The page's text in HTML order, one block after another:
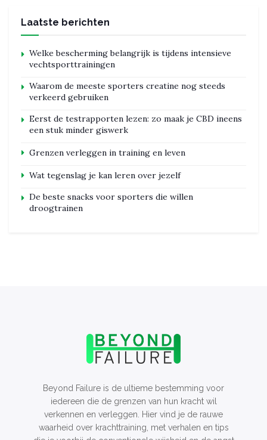
Laatste berichten
Welke bescherming belangrijk is tijdens intensieve
vechtsporttrainingen
Waarom de meeste sporters creatine nog steeds
verkeerd gebruiken
Eerst de testrapporten lezen: zo maak je CBD ineens
een stuk minder giswerk
Grenzen verleggen in training en leven
Wat tegenslag je kan leren over jezelf
De beste snacks voor sporters die willen
droogtrainen
Beyond Failure is de ultieme bestemming voor
iedereen die de grenzen van hun kracht wil
verkennen en verleggen. Hier vind je de rauwe
waarheid over krachttraining, met verhalen en tips